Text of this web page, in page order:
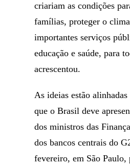
criariam as condições
famílias, proteger o
importantes serviços
educação e saúde, para
acrescentou.
As ideias estão
que o Brasil deve
dos ministros das
dos bancos centrais do
fevereiro, em São Paulo,